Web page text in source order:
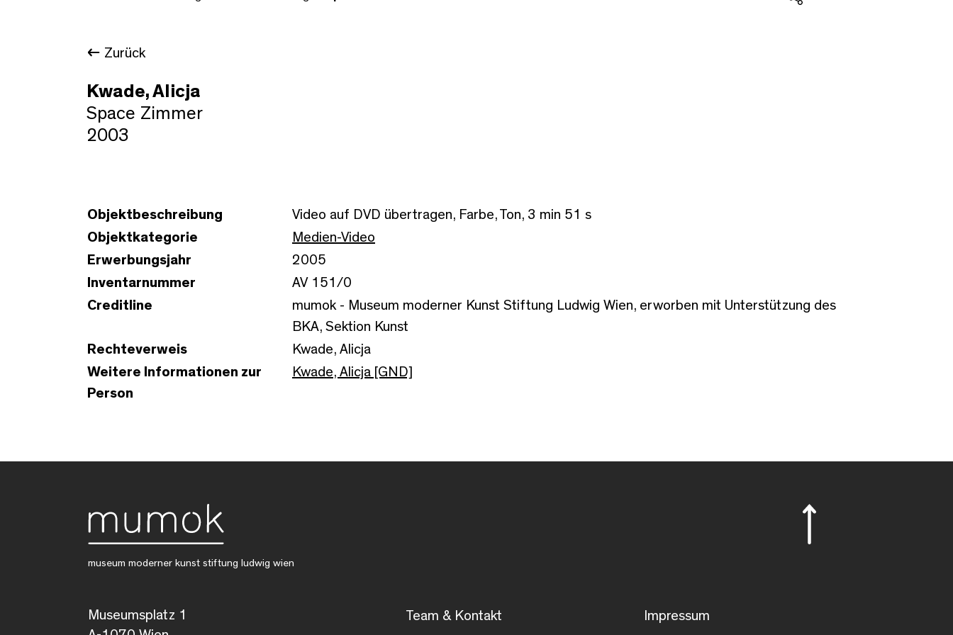
Zurück
Kwade, Alicja
Space Zimmer
2003
Objektbeschreibung
Video auf DVD übertragen, Farbe, Ton, 3 min 51 s
Objektkategorie
Medien-Video
Erwerbungsjahr
2005
Inventarnummer
AV 151/0
Creditline
mumok - Museum moderner Kunst Stiftung Ludwig Wien, erworben mit Unterstützung des
BKA, Sektion Kunst
Rechteverweis
Kwade, Alicja
Weitere Informationen zur
Person
Kwade, Alicja [GND]
museum moderner kunst stiftung ludwig wien
Museumsplatz 1
Team & Kontakt
Impressum